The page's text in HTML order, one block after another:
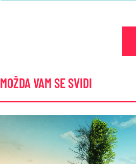
MOŽDA VAM SE SVIDI